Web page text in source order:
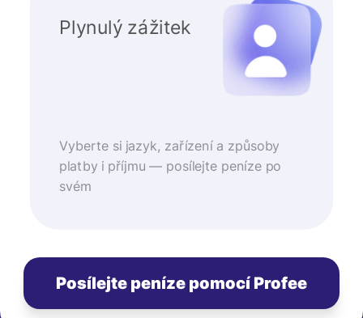
Plynulý zážitek
Vyberte si jazyk, zařízení a způsoby
platby i příjmu — posílejte peníze po
svém
Posílejte peníze pomocí Profee